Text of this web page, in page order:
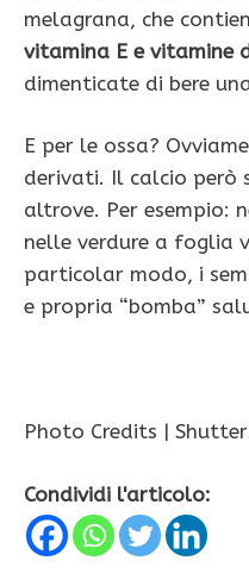
melagrana, che
vitamina E e vitamine
dimenticate di bere
E per le ossa?
derivati. Il calcio però
altrove. Per esempio:
nelle verdure a foglia
particolar modo, i
e propria “bomba”
Photo Credits |
Condividi l'articolo: